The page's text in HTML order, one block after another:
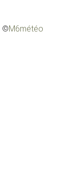
©M6météo